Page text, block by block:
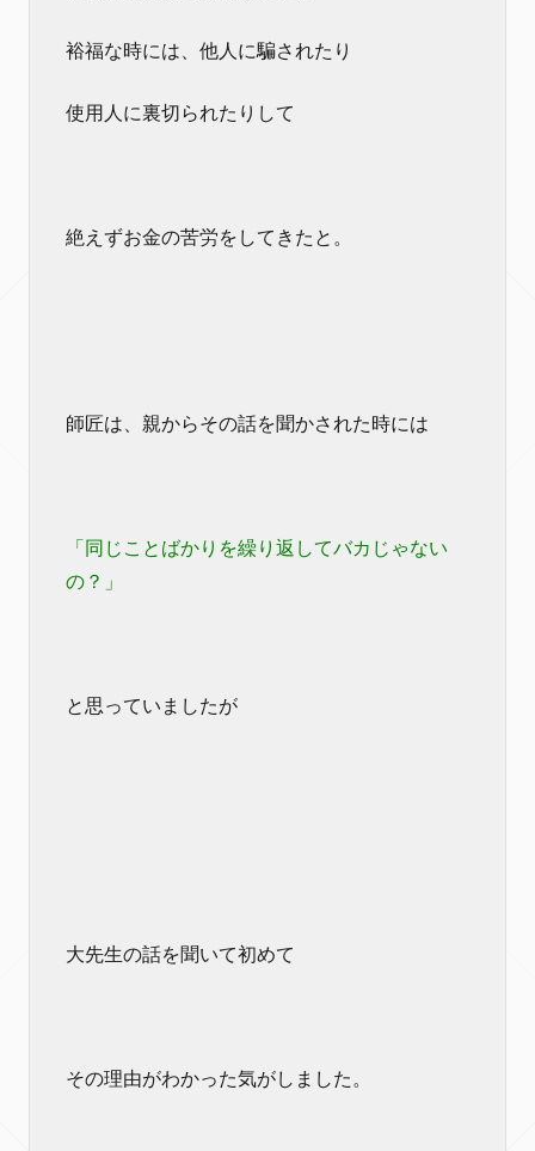
裕福な時には、他人に騙されたり
使用人に裏切られたりして
絶えずお金の苦労をしてきたと。
師匠は、親からその話を聞かされた時には
「同じことばかりを繰り返してバカじゃない
の？」
と思っていましたが
大先生の話を聞いて初めて
その理由がわかった気がしました。